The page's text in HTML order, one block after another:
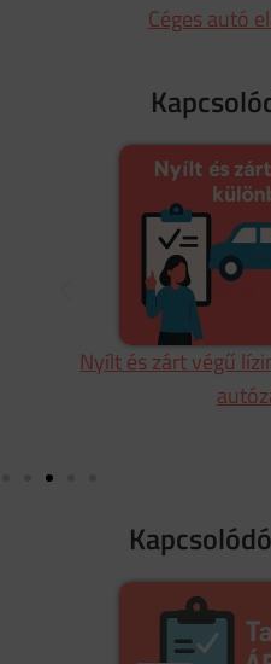
Céges autó
Lízing ÁFA céges
a 90-